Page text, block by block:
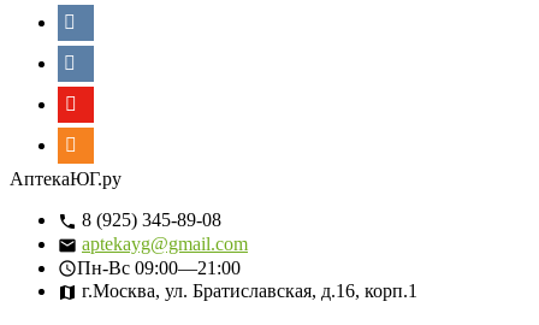
АптекаЮГ.ру
8 (925) 345-89-08
aptekayg@gmail.com
Пн-Вс 09:00—21:00
г.Москва, ул. Братиславская, д.16, корп.1